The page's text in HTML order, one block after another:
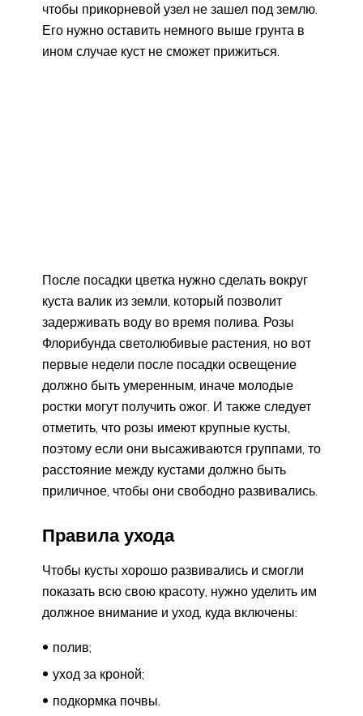
чтобы прикорневой узел не зашел под землю.
Его нужно оставить немного выше грунта в
ином случае куст не сможет прижиться.
После посадки цветка нужно сделать вокруг
куста валик из земли, который позволит
задерживать воду во время полива. Розы
Флорибунда светолюбивые растения, но вот
первые недели после посадки освещение
должно быть умеренным, иначе молодые
ростки могут получить ожог. И также следует
отметить, что розы имеют крупные кусты,
поэтому если они высаживаются группами, то
расстояние между кустами должно быть
приличное, чтобы они свободно развивались.
Правила ухода
Чтобы кусты хорошо развивались и смогли
показать всю свою красоту, нужно уделить им
должное внимание и уход, куда включены:
полив;
уход за кроной;
подкормка почвы.